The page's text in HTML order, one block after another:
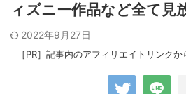
ィズニー作品など全て見
2022年9月27日
［PR］記事内のアフィリエイトリンク